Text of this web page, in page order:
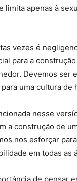
apenas à
vezes é
para a
Devemos ser
uma cultura de
nesse
a construção de
nos esforçar
em todas as